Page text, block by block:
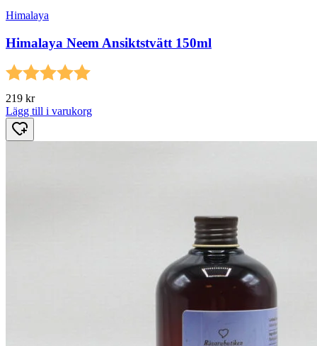
Himalaya
Himalaya Neem Ansiktstvätt 150ml
Betyg:
219 kr
Lägg till i varukorg